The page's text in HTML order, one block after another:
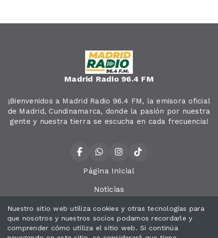
Madrid Radio 96.4 FM
¡Bienvenidos a Madrid Radio 96.4 FM, la emisora oficial
de Madrid, Cundinamarca, donde la pasión por nuestra
gente y nuestra tierra se escucha en cada frecuencia!
Página Inicial
Noticias
Política de privacidad
Contacto
Nuestro sitio web utiliza cookies y otras tecnologías para
que nosotros y nuestros socios podamos recordarle y
comprender cómo utiliza el sitio web. Si continúa